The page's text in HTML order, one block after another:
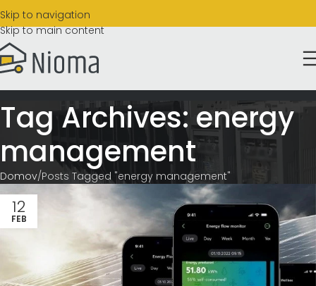
Skip to navigation
Skip to main content
Tag Archives: energy
management
Domov Posts Tagged "energy management"
12
FEB